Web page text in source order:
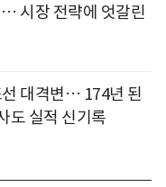
시장 전략에 엇갈린
대격변… 174년 된
도 실적 신기록